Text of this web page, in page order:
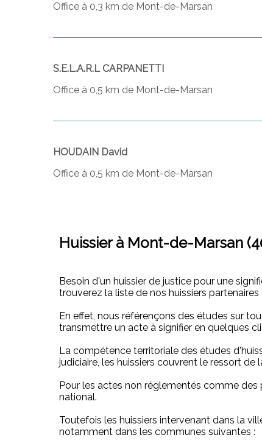
Office à 0,3 km de Mont-de-Marsan
S.E.L.A.R.L CARPANETTI
Office à 0,5 km de Mont-de-Marsan
HOUDAIN David
Office à 0,5 km de Mont-de-Marsan
Huissier à Mont-de-Marsan
Besoin d'un huissier de justice pour une
trouverez la liste de nos huissiers
En effet, nous référençons des études sur
transmettre un acte à signifier en quelques
La compétence territoriale des études
judiciaire, les huissiers couvrent le ressort
Pour les actes non réglementés comme
national.
Toutefois les huissiers intervenant dans la
notamment dans les communes suivantes :